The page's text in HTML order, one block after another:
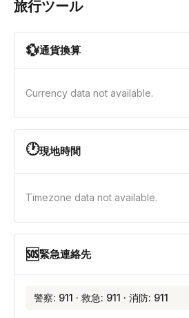
旅行ツール
💱通貨換算
Currency data not available.
🕐現地時間
Timezone data not available.
🆘緊急連絡先
警察: 911 · 救急: 911 · 消防: 911